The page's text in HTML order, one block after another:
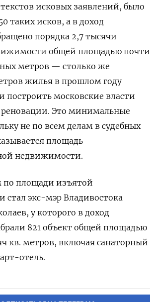
исковых заявлений, было
таких исков, а в доход
порядка 2,7 тысячи
общей площадью почти
метров — столько же
жилья в прошлом году
построить московские власти
. Это минимальные
не по всем делам в судебных
площадь
недвижимости.
по площади изъятой
экс-мэр Владивостока
у которого в доход
821 объект общей площадью
кв. метров, включая санаторный
отель.